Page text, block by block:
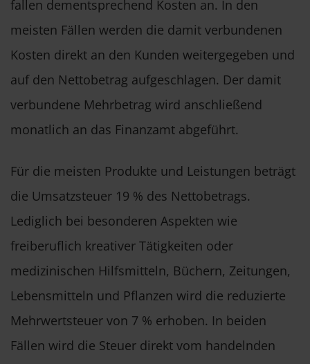
fallen dementsprechend Kosten an. In den
meisten Fällen werden die damit verbundenen
Kosten direkt an den Kunden weitergegeben und
auf den Nettobetrag aufgeschlagen. Der damit
verbundene Mehrbetrag wird anschließend
monatlich an das Finanzamt abgeführt.
Für die meisten Produkte und Leistungen beträgt
die Umsatzsteuer 19 % des Nettobetrags.
Lediglich bei besonderen Aspekten wie
freiberuflich kreativer Tätigkeiten oder
medizinischen Hilfsmitteln, Büchern, Zeitungen,
Lebensmitteln und Pflanzen wird die reduzierte
Mehrwertsteuer von 7 % erhoben. In beiden
Fällen wird die Steuer direkt vom handelnden